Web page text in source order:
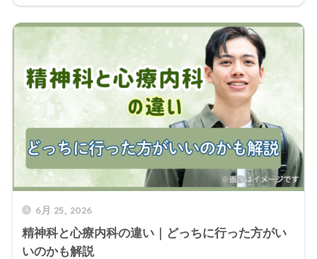
6月 25, 2026
精神科と心療内科の違い｜どっちに行った方がい
いのかも解説